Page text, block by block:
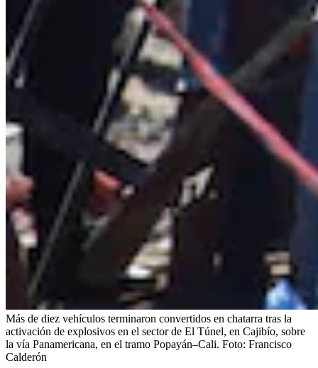
Más de diez vehículos terminaron convertidos en chatarra tras la
activación de explosivos en el sector de El Túnel, en Cajibío, sobre
la vía Panamericana, en el tramo Popayán–Cali. Foto: Francisco
Calderón